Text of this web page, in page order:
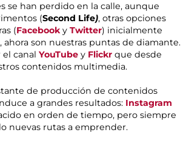
se han perdido en la calle, aunque
(Second Life), otras opciones
(Facebook y Twitter) inicialmente
ahora son nuestras puntas de diamante.
canal YouTube y Flickr que desde
contenidos multimedia.
de producción de contenidos
a grandes resultados: Instagram
en orden de tiempo, pero siempre
nuevas rutas a emprender.